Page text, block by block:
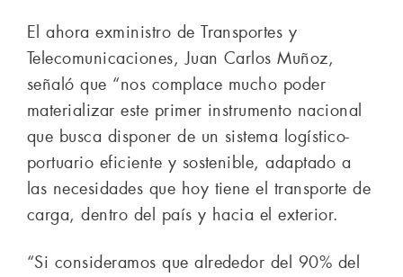
El ahora exministro de Transportes y
Telecomunicaciones, Juan Carlos Muñoz,
señaló que “nos complace mucho poder
materializar este primer instrumento nacional
que busca disponer de un sistema logístico-
portuario eficiente y sostenible, adaptado a
las necesidades que hoy tiene el transporte de
carga, dentro del país y hacia el exterior.
“Si consideramos que alrededor del 90% del